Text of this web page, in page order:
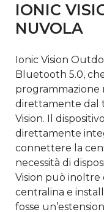
IONIC
NUVOLA
Ionic Vision
Bluetooth 5.0,
programmazione
direttamente dal
Vision. Il
direttamente
connettere la
necessità di
Vision può inoltre
centralina e
fosse